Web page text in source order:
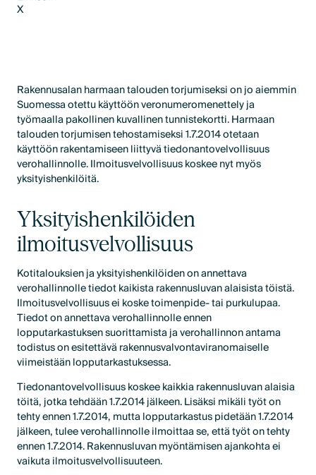
LinkedIn
X
Rakennusalan harmaan talouden torjumiseksi on jo aiemmin
Suomessa otettu käyttöön veronumeromenettely ja
työmaalla pakollinen kuvallinen tunnistekortti. Harmaan
talouden torjumisen tehostamiseksi 1.7.2014 otetaan
käyttöön rakentamiseen liittyvä tiedonantovelvollisuus
verohallinnolle. Ilmoitusvelvollisuus koskee nyt myös
yksityishenkilöitä.
Yksityishenkilöiden
ilmoitusvelvollisuus
Kotitalouksien ja yksityishenkilöiden on annettava
verohallinnolle tiedot kaikista rakennusluvan alaisista töistä.
Ilmoitusvelvollisuus ei koske toimenpide- tai purkulupaa.
Tiedot on annettava verohallinnolle ennen
lopputarkastuksen suorittamista ja verohallinnon antama
todistus on esitettävä rakennusvalvontaviranomaiselle
viimeistään lopputarkastuksessa.
Tiedonantovelvollisuus koskee kaikkia rakennusluvan alaisia
töitä, jotka tehdään 1.7.2014 jälkeen. Lisäksi mikäli työt on
tehty ennen 1.7.2014, mutta lopputarkastus pidetään 1.7.2014
jälkeen, tulee verohallinnolle ilmoittaa se, että työt on tehty
ennen 1.7.2014. Rakennusluvan myöntämisen ajankohta ei
vaikuta ilmoitusvelvollisuuteen.